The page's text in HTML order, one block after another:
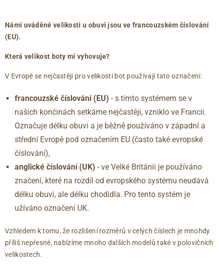
40.5
42
42.5
44
44.5
45
46
46.5
47
8
9.5
10
10.5
11
12
283
292
296
300
304
313
Námi uváděné velikosti u obuvi jsou ve francouzském číslování
(EU).
Která velikost boty mi vyhovuje?
V Evropě se nejčastěji pro velikosti bot používají tato označení:
francouzské číslování (EU) - s tímto systémem se v
našich končinách setkáme nejčastěji, vzniklo ve Francii.
Označuje délku obuvi a je běžně používáno v západní a
střední Evropě pod označením EU (často také evropské
číslování),
anglické číslování (UK) - ve Velké Británii je používáno
značení, které na rozdíl od evropského systému neudává
délku obuvi, ale délku chodidla. Pro tento systém je
užíváno označení UK.
Vzhledem k tomu, že rozlišení rozměrů v celých číslech je mnohdy
příliš nepřesné, nabízíme mnoho dalších modelů také v polovičních
velikostech.